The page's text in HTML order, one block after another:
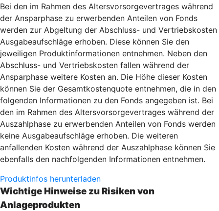
Bei den im Rahmen des Altersvorsorgevertrages während
der Ansparphase zu erwerbenden Anteilen von Fonds
werden zur Abgeltung der Abschluss- und Vertriebskosten
Ausgabeaufschläge erhoben. Diese können Sie den
jeweiligen Produktinformationen entnehmen. Neben den
Abschluss- und Vertriebskosten fallen während der
Ansparphase weitere Kosten an. Die Höhe dieser Kosten
können Sie der Gesamtkostenquote entnehmen, die in den
folgenden Informationen zu den Fonds angegeben ist. Bei
den im Rahmen des Altersvorsorgevertrages während der
Auszahlphase zu erwerbenden Anteilen von Fonds werden
keine Ausgabeaufschläge erhoben. Die weiteren
anfallenden Kosten während der Auszahlphase können Sie
ebenfalls den nachfolgenden Informationen entnehmen.
Produktinfos herunterladen
Wichtige Hinweise zu Risiken von
Anlageprodukten